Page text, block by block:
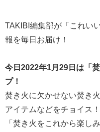
TAKIBI編集部が「これい
報を毎日お届け！
今日2022年1月29日は「
プ！
焚き火に欠かせない焚き
アイテムなどをチョイス！
「焚き火をこれから楽し